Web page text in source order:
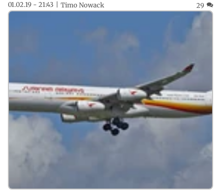
01.02.19 - 21:43 Timo Nowack 29